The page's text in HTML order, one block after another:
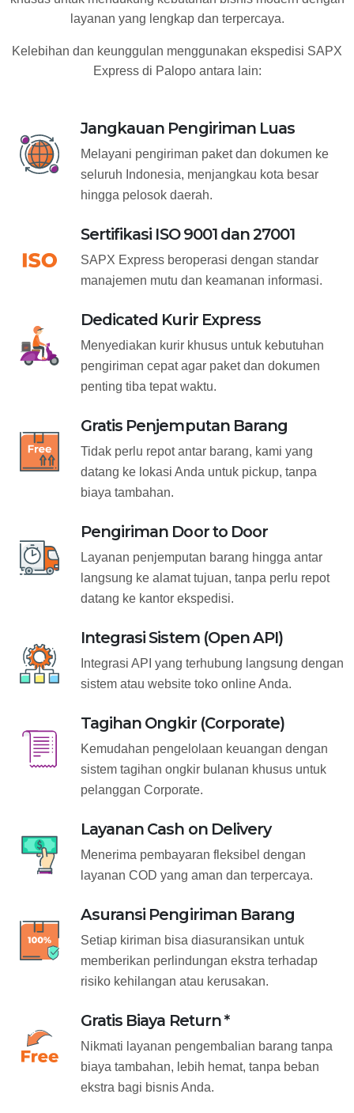
layanan yang lengkap dan terpercaya.
Kelebihan dan keunggulan menggunakan ekspedisi SAPX
Express di Palopo antara lain:
Jangkauan Pengiriman Luas
Melayani pengiriman paket dan dokumen ke
seluruh Indonesia, menjangkau kota besar
hingga pelosok daerah.
Sertifikasi ISO 9001 dan 27001
SAPX Express beroperasi dengan standar
manajemen mutu dan keamanan informasi.
Dedicated Kurir Express
Menyediakan kurir khusus untuk kebutuhan
pengiriman cepat agar paket dan dokumen
penting tiba tepat waktu.
Gratis Penjemputan Barang
Tidak perlu repot antar barang, kami yang
datang ke lokasi Anda untuk pickup, tanpa
biaya tambahan.
Pengiriman Door to Door
Layanan penjemputan barang hingga antar
langsung ke alamat tujuan, tanpa perlu repot
datang ke kantor ekspedisi.
Integrasi Sistem (Open API)
Integrasi API yang terhubung langsung dengan
sistem atau website toko online Anda.
Tagihan Ongkir (Corporate)
Kemudahan pengelolaan keuangan dengan
sistem tagihan ongkir bulanan khusus untuk
pelanggan Corporate.
Layanan Cash on Delivery
Menerima pembayaran fleksibel dengan
layanan COD yang aman dan terpercaya.
Asuransi Pengiriman Barang
Setiap kiriman bisa diasuransikan untuk
memberikan perlindungan ekstra terhadap
risiko kehilangan atau kerusakan.
Gratis Biaya Return *
Nikmati layanan pengembalian barang tanpa
biaya tambahan, lebih hemat, tanpa beban
ekstra bagi bisnis Anda.